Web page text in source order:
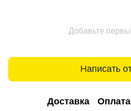
Добавьте
Написать
Доставка Оплата